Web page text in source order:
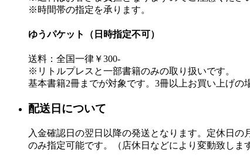
※時間帯の指定を承ります。
ゆうパケット（日時指定不可）
送料：全国一律￥300-
※リトルプレスと一部書籍のみの取り扱いです。
基本書籍2冊までが対象です。3冊以上お買い上げの
配送日について
入金確認日の翌日以降の発送となります。定休日
のみ指定可能です。（店休日などにより変動致し